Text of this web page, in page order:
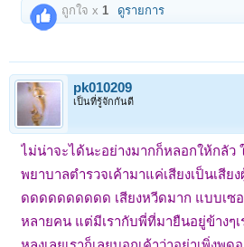
ถูกใจ x 1 ดูรายการ
pk010209
เป็นที่รู้จักกันดี
ไม่น่าจะได้นะอย่างมากก็หลอกให้กลัว
พยาบาลตำรวจเค้ามาแค่เสียงเป็นเสีย
ดดดดดดดดดด เสียงหวีดมาก แบบเซ
หลายคน แต่มีเรากับพี่ที่มายืนอยู่ข้างๆเ